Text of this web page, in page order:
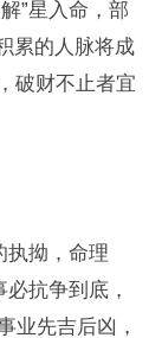
”星入命，部
累的人脉将成
破财不止者宜
执拗，命理
抗争到底，
业先吉后凶，